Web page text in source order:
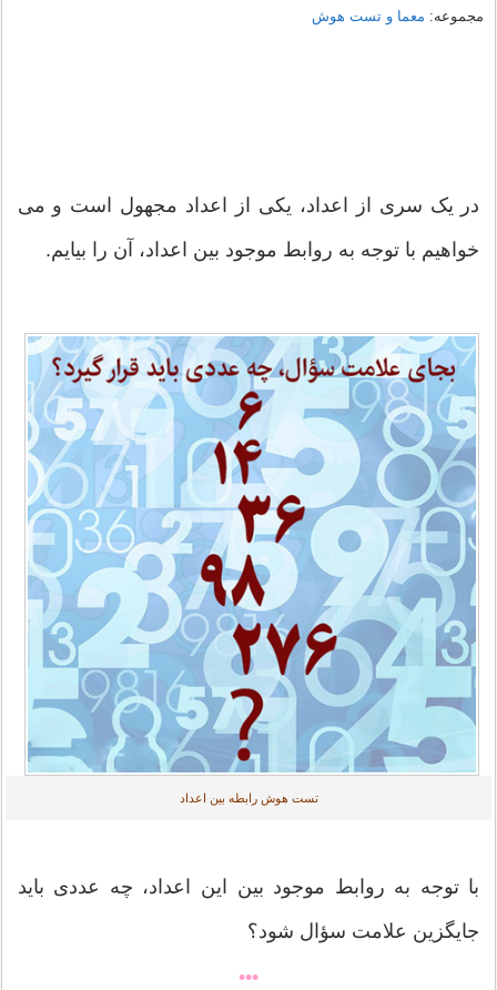
مجموعه: معما و تست هوش
در یک سری از اعداد، یکی از اعداد مجهول است و می
خواهیم با توجه به روابط موجود بین اعداد، آن را بیایم.
تست هوش رابطه بین اعداد
با توجه به روابط موجود بین این اعداد، چه عددی باید
جایگزین علامت سؤال شود؟
•••